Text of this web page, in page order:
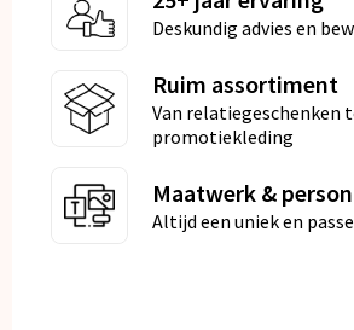
Deskundig advies en
Ruim assortiment
Van relatiegeschenken
promotiekleding
Maatwerk &
Altijd een uniek en